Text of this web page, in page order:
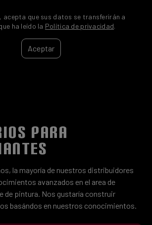
acepta que sus datos se transferirán a
ha leído la Política de privacidad.
Aceptar
PARA
la mayoría de nuestros distribuidores
avanzados en el area de
de pintura. Nos gustaría construir
basándos en nuestros conocimientos.